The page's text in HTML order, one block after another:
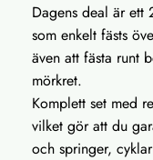
Dagens deal är ett
som enkelt fästs
även att fästa runt
mörkret.
Komplett set med
vilket gör att du
och springer,